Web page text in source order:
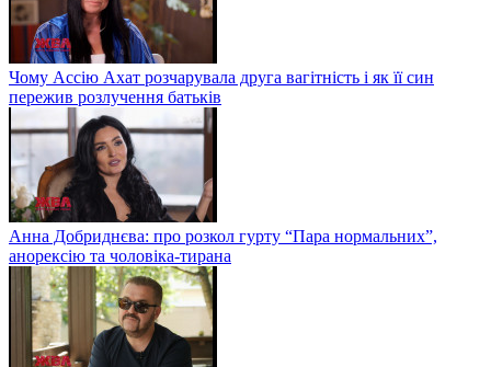
Чому Ассію Ахат розчарувала друга вагітність і як її син
пережив розлучення батьків
Анна Добриднєва: про розкол гурту “Пара нормальних”,
анорексію та чоловіка-тирана